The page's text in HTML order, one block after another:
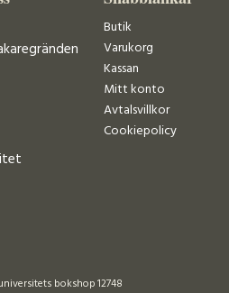
Butik
Varukorg
Kassan
Mitt konto
Avtalsvillkor
Cookiepolicy
bokshop 12748